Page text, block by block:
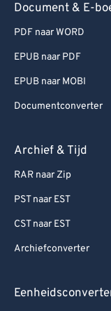
Document & E-
PDF naar WORD
EPUB naar PDF
EPUB naar MOBI
Documentconverter
Archief & Tijd
RAR naar Zip
PST naar EST
CST naar EST
Archiefconverter